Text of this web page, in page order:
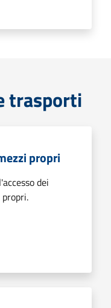
trasporti
propri
dei